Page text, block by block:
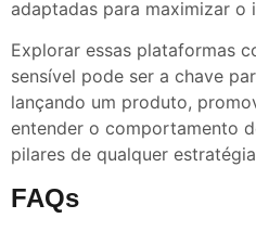
adaptadas para maximizar
Explorar essas plataformas
sensível pode ser a chave
lançando um produto,
entender o comportamento
pilares de qualquer
FAQs